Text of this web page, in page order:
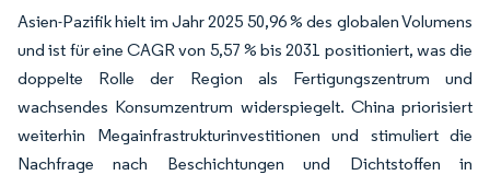
Asien-Pazifik hielt im Jahr 2025 50,96 % des globalen Volumens
und ist für eine CAGR von 5,57 % bis 2031 positioniert, was die
doppelte Rolle der Region als Fertigungszentrum und
wachsendes Konsumzentrum widerspiegelt. China priorisiert
weiterhin Megainfrastrukturinvestitionen und stimuliert die
Nachfrage nach Beschichtungen und Dichtstoffen in